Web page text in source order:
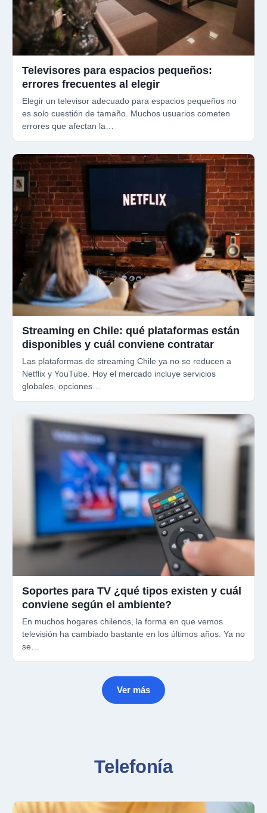
Televisores para espacios pequeños:
errores frecuentes al elegir
Elegir un televisor adecuado para espacios pequeños no
es solo cuestión de tamaño. Muchos usuarios cometen
errores que afectan la…
Streaming en Chile: qué plataformas están
disponibles y cuál conviene contratar
Las plataformas de streaming Chile ya no se reducen a
Netflix y YouTube. Hoy el mercado incluye servicios
globales, opciones…
Soportes para TV ¿qué tipos existen y cuál
conviene según el ambiente?
En muchos hogares chilenos, la forma en que vemos
televisión ha cambiado bastante en los últimos años. Ya no
se…
Ver más
Telefonía